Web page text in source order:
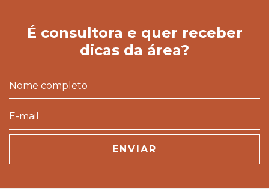
É consultora e quer receber
dicas da área?